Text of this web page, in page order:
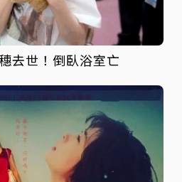
去世！倒臥浴室亡